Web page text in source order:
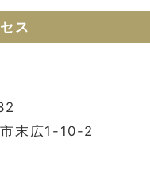
ス
末広1-10-2